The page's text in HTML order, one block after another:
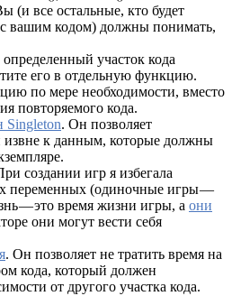
(и все остальные, кто будет
с вашим кодом) должны понимать,
участок кода
его в отдельную функцию.
по мере необходимости, вместо
повторяемого кода.
Singleton. Он позволяет
извне к данным, которые должны
создании игр я избегала
переменных (одиночные игры —
— это время жизни игры, а они
они могут вести себя
. Он позволяет не тратить время на
кода, который должен
от другого участка кода.